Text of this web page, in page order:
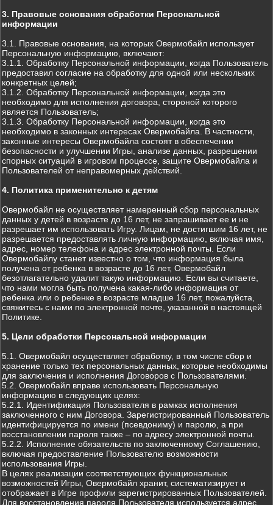
3. Правовые основания обработки Персональной
информации
3.1. Правовые основания, на которых Овермобайл использует
Персональную информацию, включают:
3.1.1. Обработку Персональной информации, когда Пользователь
предоставил согласие на обработку для одной или нескольких
конкретных целей;
3.1.2. Обработку Персональной информации, когда это
необходимо для исполнения договора, стороной которого
является Пользователь;
3.1.3. Обработку Персональной информации, когда это
необходимо в законных интересах Овермобайла. В частности,
законные интересы Овермобайла состоят в обеспечении
безопасности и улучшении Игры, анализе данных, разрешении
спорных ситуаций в игровом процессе, защите Овермобайла и
Пользователей от неправомерных действий.
4. Политика применительно к детям
Овермобайл не осуществляет намеренный сбор персональных
данных у детей в возрасте до 16 лет, не запрашивает ее и не
разрешает им использовать Игру. Лицам, не достигшим 16 лет, не
разрешается предоставлять личную информацию, включая имя,
адрес, номер телефона и адрес электронной почты. Если
Овермобайлу станет известно о том, что информация была
получена от ребенка в возрасте до 16 лет, Овермобайл
безотлагательно удалит такую информацию. Если вы считаете,
что нами могла быть получена какая-либо информация от
ребенка или о ребенке в возрасте младше 16 лет, пожалуйста,
свяжитесь с нами по электронной почте, указанной в настоящей
Политике.
5. Цели обработки Персональной информации
5.1. Овермобайл осуществляет обработку, в том числе сбор и
хранение только тех персональных данных, которые необходимы
для заключения и исполнения Договоров с Пользователями.
5.2. Овермобайл вправе использовать Персональную
информацию в следующих целях:
5.2.1. Идентификация Пользователя в рамках исполнения
заключенного с ним Договора. Зарегистрированный Пользователь
идентифицируется по имени (псевдониму) и паролю, а при
восстановлении пароля также – по адресу электронной почты.
5.2.2. Исполнение обязательств по заключенному Соглашению,
включая предоставление Пользователю возможности
использования Игры.
В целях реализации соответствующих функциональных
возможностей Игры, Овермобайл хранит, систематизирует и
отображает в Игре профили зарегистрированных Пользователей.
Для восстановления пароля Пользователя используется адрес